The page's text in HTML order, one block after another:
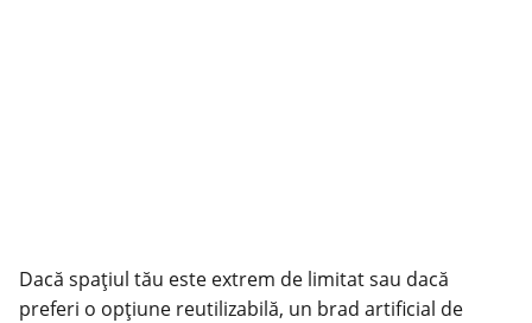
Dacă spațiul tău este extrem de limitat sau dacă
preferi o opțiune reutilizabilă, un brad artificial de